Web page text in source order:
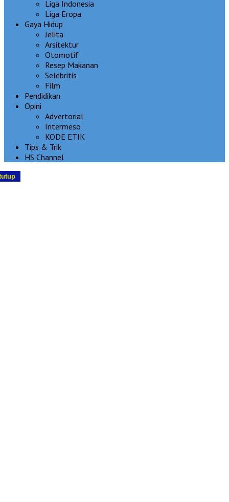
Liga Indonesia
Liga Eropa
Gaya Hidup
Jelita
Arsitektur
Otomotif
Resep Makanan
Selebritis
Film
Pendidikan
Opini
Advertorial
Intermeso
KODE ETIK
Tips & Trik
HS Channel